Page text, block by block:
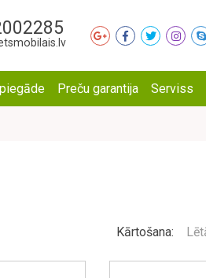
Preču garantija Serviss
Kārtošana: